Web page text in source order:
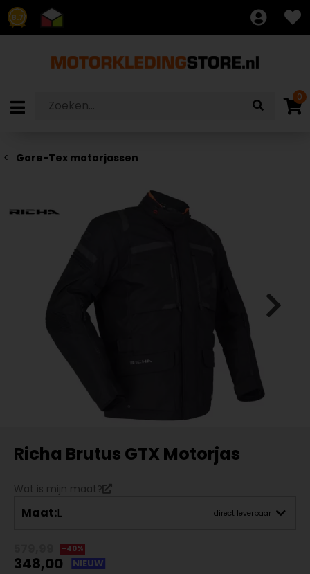
8.7
0
Gore-Tex motorjassen
Richa Brutus GTX Motorjas
Wat is mijn maat?
Maat:L direct leverbaar
-40%
348,00
NIEUW